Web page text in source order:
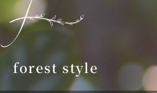
forest style